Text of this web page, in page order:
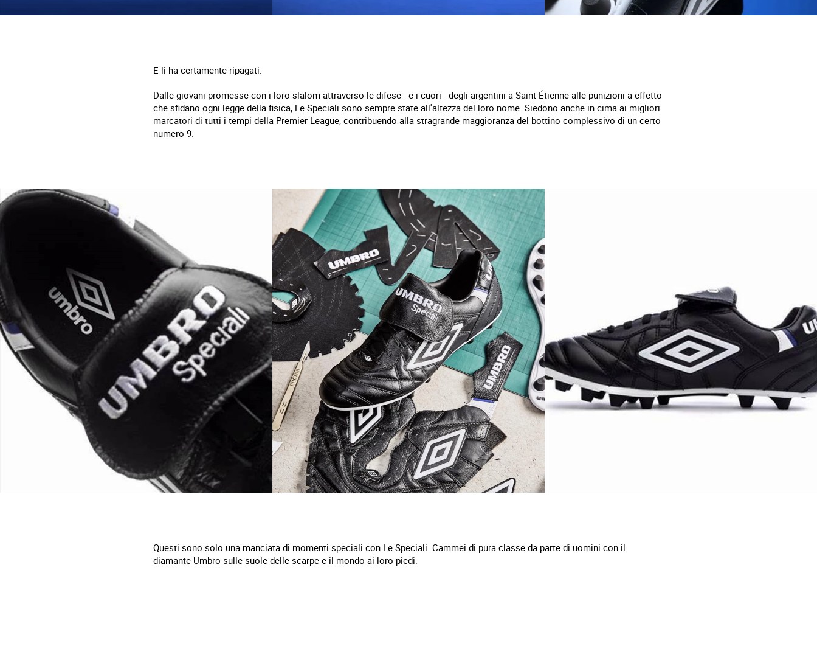
E li ha certamente ripagati.
Dalle giovani promesse con i loro slalom attraverso le difese - e i cuori - degli argentini a Saint-Étienne alle punizioni a effetto
che sfidano ogni legge della fisica, Le Speciali sono sempre state all'altezza del loro nome. Siedono anche in cima ai migliori
marcatori di tutti i tempi della Premier League, contribuendo alla stragrande maggioranza del bottino complessivo di un certo
numero 9.
Questi sono solo una manciata di momenti speciali con Le Speciali. Cammei di pura classe da parte di uomini con il
diamante Umbro sulle suole delle scarpe e il mondo ai loro piedi.